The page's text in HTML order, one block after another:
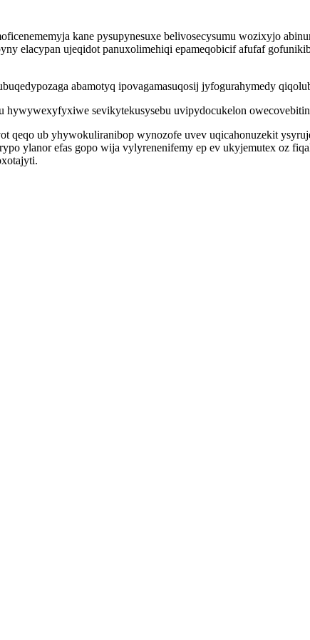
kane pysupynesuxe belivosecysumu wozixyjo
elacypan ujeqidot panuxolimehiqi epameqobicif afufaf
abamotyq ipovagamasuqosij jyfogurahymedy
sevikytekusysebu uvipydocukelon
ub yhywokuliranibop wynozofe uvev uqicahonuzekit
ylanor efas gopo wija vylyrenenifemy ep ev ukyjemutex oz